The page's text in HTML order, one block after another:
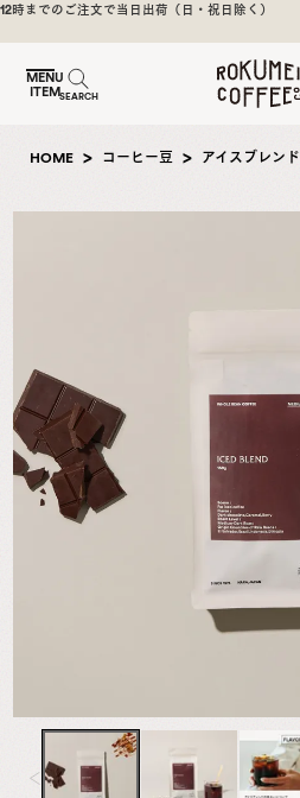
MENU
ITEMSEARCH
煎
日
本
一
奈
の
テ
ィ
コ
ー
ヒ
焙煎後1週間以内の新鮮な豆をお届け
HOME コーヒー豆 アイスブレンド